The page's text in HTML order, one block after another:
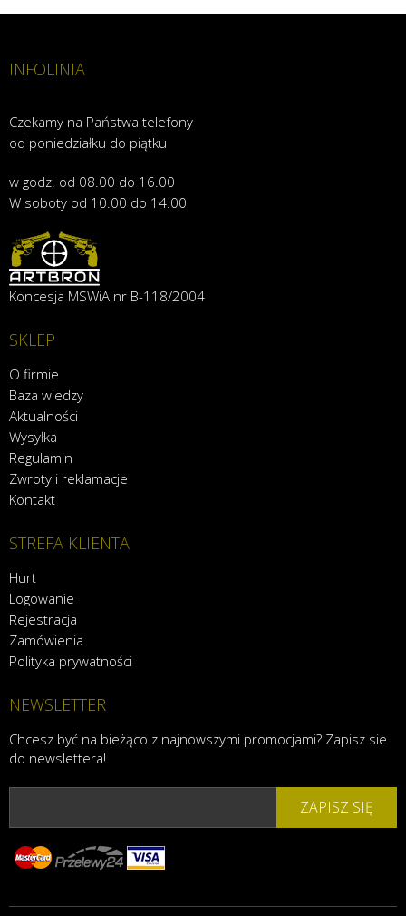
INFOLINIA
Czekamy na Państwa telefony
od poniedziałku do piątku
w godz. od 08.00 do 16.00
W soboty od 10.00 do 14.00
Koncesja MSWiA nr B-118/2004
SKLEP
O firmie
Baza wiedzy
Aktualności
Wysyłka
Regulamin
Zwroty i reklamacje
Kontakt
STREFA KLIENTA
Hurt
Logowanie
Rejestracja
Zamówienia
Polityka prywatności
NEWSLETTER
Chcesz być na bieżąco z najnowszymi promocjami? Zapisz sie
do newslettera!
ZAPISZ SIĘ